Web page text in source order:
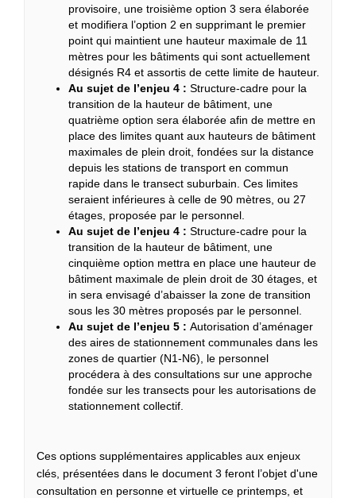
provisoire, une troisième option 3 sera élaborée
et modifiera l’option 2 en supprimant le premier
point qui maintient une hauteur maximale de 11
mètres pour les bâtiments qui sont actuellement
désignés R4 et assortis de cette limite de hauteur.
Au sujet de l’enjeu 4 : Structure-cadre pour la
transition de la hauteur de bâtiment, une
quatrième option sera élaborée afin de mettre en
place des limites quant aux hauteurs de bâtiment
maximales de plein droit, fondées sur la distance
depuis les stations de transport en commun
rapide dans le transect suburbain. Ces limites
seraient inférieures à celle de 90 mètres, ou 27
étages, proposée par le personnel.
Au sujet de l’enjeu 4 : Structure-cadre pour la
transition de la hauteur de bâtiment, une
cinquième option mettra en place une hauteur de
bâtiment maximale de plein droit de 30 étages, et
in sera envisagé d’abaisser la zone de transition
sous les 30 mètres proposés par le personnel.
Au sujet de l’enjeu 5 : Autorisation d’aménager
des aires de stationnement communales dans les
zones de quartier (N1-N6), le personnel
procédera à des consultations sur une approche
fondée sur les transects pour les autorisations de
stationnement collectif.
Ces options supplémentaires applicables aux enjeux
clés, présentées dans le document 3 feront l’objet d'une
consultation en personne et virtuelle ce printemps, et